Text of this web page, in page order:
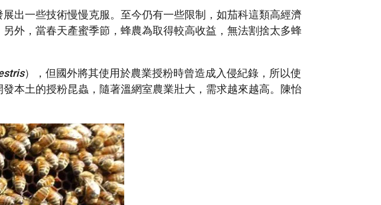
出一些技術慢慢克服。至今仍有一些限制，如茄科這類高經濟
外，當春天產蜜季節，蜂農為取得較高收益，無法割捨太多蜂
），但國外將其使用於農業授粉時曾造成入侵紀錄，所以使
本土的授粉昆蟲，隨著溫網室農業壯大，需求越來越高。陳怡